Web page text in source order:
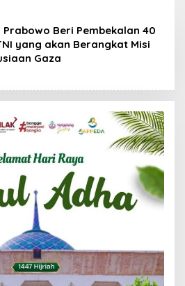
Prabowo Beri Pembekalan 40
yang akan Berangkat Misi
Gaza